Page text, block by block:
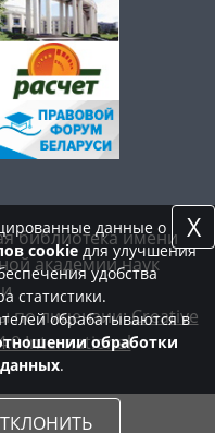
библиотека имени
академии наук
по лицензии:Creative
International
данные о
cookieдля улучшения
удобства
статистики.
обрабатываются в
обработки
.
X